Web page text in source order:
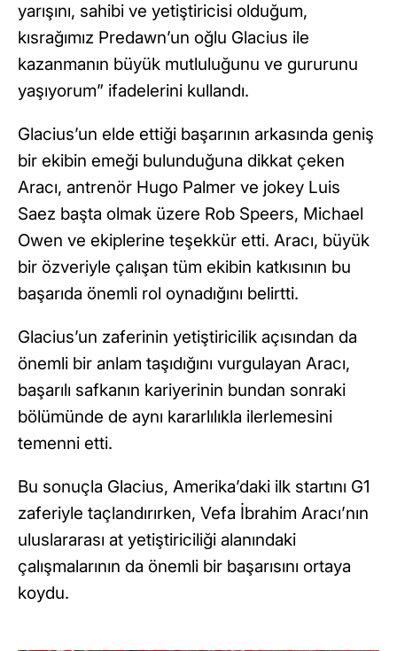
yarışını, sahibi ve yetiştiricisi olduğum,
kısrağımız Predawn’un oğlu Glacius ile
kazanmanın büyük mutluluğunu ve gururunu
yaşıyorum” ifadelerini kullandı.
Glacius’un elde ettiği başarının arkasında geniş
bir ekibin emeği bulunduğuna dikkat çeken
Aracı, antrenör Hugo Palmer ve jokey Luis
Saez başta olmak üzere Rob Speers, Michael
Owen ve ekiplerine teşekkür etti. Aracı, büyük
bir özveriyle çalışan tüm ekibin katkısının bu
başarıda önemli rol oynadığını belirtti.
Glacius’un zaferinin yetiştiricilik açısından da
önemli bir anlam taşıdığını vurgulayan Aracı,
başarılı safkanın kariyerinin bundan sonraki
bölümünde de aynı kararlılıkla ilerlemesini
temenni etti.
Bu sonuçla Glacius, Amerika’daki ilk startını G1
zaferiyle taçlandırırken, Vefa İbrahim Aracı’nın
uluslararası at yetiştiriciliği alanındaki
çalışmalarının da önemli bir başarısını ortaya
koydu.